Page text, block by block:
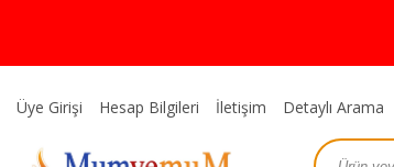
Üye Girişi Hesap Bilgileri İletişim Detaylı Arama